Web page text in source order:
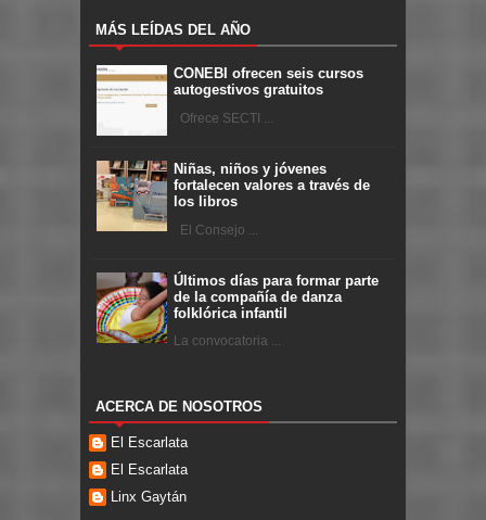
MÁS LEÍDAS DEL AÑO
CONEBI ofrecen seis cursos
autogestivos gratuitos
Ofrece SECTI ...
Niñas, niños y jóvenes
fortalecen valores a través de
los libros
El Consejo ...
Últimos días para formar parte
de la compañía de danza
folklórica infantil
La convocatoria ...
ACERCA DE NOSOTROS
El Escarlata
El Escarlata
Linx Gaytán